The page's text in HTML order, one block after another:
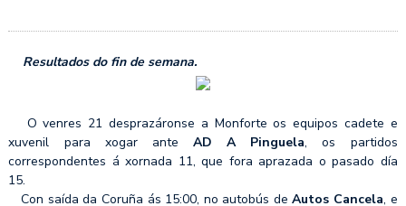
Resultados do fin de semana.
O venres 21 desprazáronse a Monforte os equipos cadete e
xuvenil para xogar ante AD A Pinguela, os partidos
correspondentes á xornada 11, que fora aprazada o pasado día
15.
Con saída da Coruña ás 15:00, no autobús deAutos Cancela, e